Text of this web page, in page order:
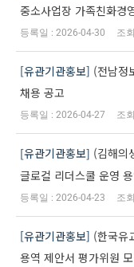
중소사업장 가족친화경
2026-04-30
유관기관홍보 (전남정
채용 공고
2026-04-27
유관기관홍보 (김해의
글로컬 리더스쿨 운영
2026-04-23
유관기관홍보 (한국유
용역 제안서 평가위원